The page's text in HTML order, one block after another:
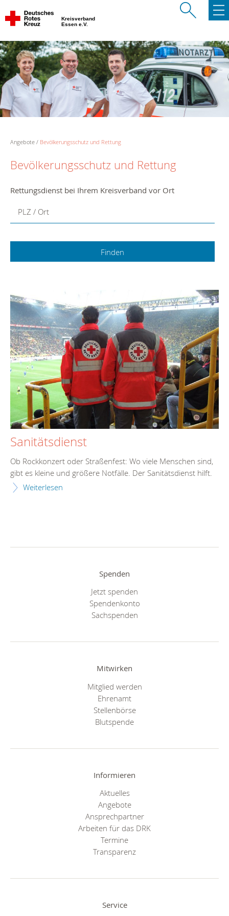
Kreisverband
Essen e.V.
Angebote Bevölkerungsschutz und Rettung
Bevölkerungsschutz und Rettung
Rettungsdienst bei Ihrem Kreisverband vor Ort
PLZ / Ort
Sanitätsdienst
Ob Rockkonzert oder Straßenfest: Wo viele Menschen sind,
gibt es kleine und größere Notfälle. Der Sanitätsdienst hilft.
Weiterlesen
Spenden
Jetzt spenden
Spendenkonto
Sachspenden
Mitwirken
Mitglied werden
Ehrenamt
Stellenbörse
Blutspende
Informieren
Aktuelles
Angebote
Ansprechpartner
Arbeiten für das DRK
Termine
Transparenz
Service